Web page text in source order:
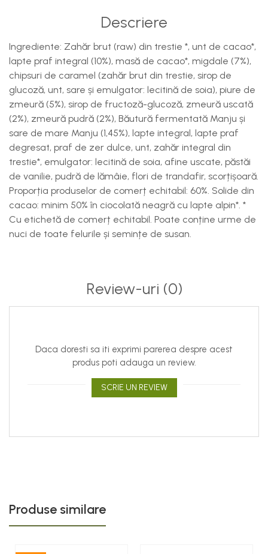
Descriere
Ingrediente: Zahăr brut (raw) din trestie *, unt de cacao*,
lapte praf integral (10%), masă de cacao*, migdale (7%),
chipsuri de caramel (zahăr brut din trestie, sirop de
glucoză, unt, sare și emulgator: lecitină de soia), piure de
zmeură (5%), sirop de fructoză-glucoză, zmeură uscată
(2%), zmeură pudră (2%), Băutură fermentată Manju și
sare de mare Manju (1,45%), lapte integral, lapte praf
degresat, praf de zer dulce, unt, zahăr integral din
trestie*, emulgator: lecitină de soia, afine uscate, păstăi
de vanilie, pudră de lămâie, flori de trandafir, scorțișoară.
Proporția produselor de comerț echitabil: 60%. Solide din
cacao: minim 50% în ciocolată neagră cu lapte alpin*. *
Cu etichetă de comerț echitabil. Poate conține urme de
nuci de toate felurile și semințe de susan.
Review-uri (0)
Daca doresti sa iti exprimi parerea despre acest
produs poti adauga un review.
SCRIE UN REVIEW
Produse similare